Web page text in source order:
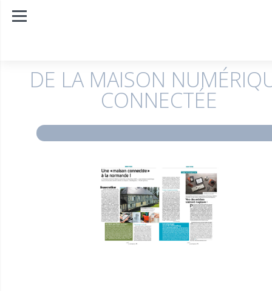
DE LA MAISON
CONNECTÉE